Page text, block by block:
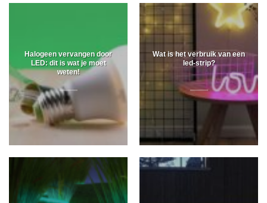
Halogeen vervangen door
LED: dit is wat je moet
weten!
Wat is het verbruik van een
led-strip?